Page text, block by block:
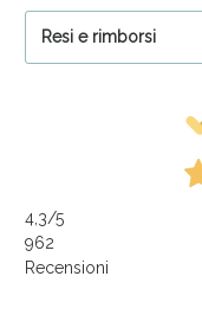
Resi e rimborsi
4,3/5
962
Recensioni